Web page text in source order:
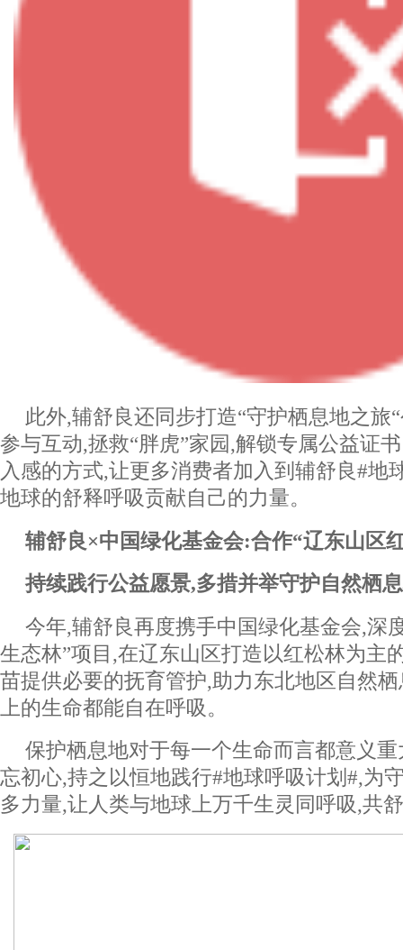
此外,辅舒良还同步打造“守护栖息地之旅
参与互动,拯救“胖虎”家园,解锁专属公益证
入感的方式,让更多消费者加入到辅舒良#地
地球的舒释呼吸贡献自己的力量。
辅舒良×中国绿化基金会:合作“辽东山区
持续践行公益愿景,多措并举守护自然栖
今年,辅舒良再度携手中国绿化基金会,深
生态林”项目,在辽东山区打造以红松林为主
苗提供必要的抚育管护,助力东北地区自然
上的生命都能自在呼吸。
保护栖息地对于每一个生命而言都意义
忘初心,持之以恒地践行#地球呼吸计划#,为
多力量,让人类与地球上万千生灵同呼吸,共